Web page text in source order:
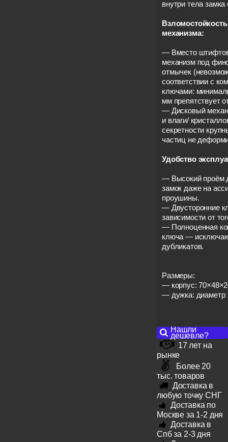
внутри тела
механизма:
— Вместо
механизм под
отмычек
соответствии с
ключами:
мм препятствует
— Дисковый
и влаги/
секретности
частиц не
Удобство
— Высокий проём
замок даже на
проушины.
— Двусторонние
зависимости от
— Полноценная
ключа —
дубликатов.
Размеры:
— корпус:
— дужка: диаметр
Нашли
дешевле?
17 лет на
рынке
Более 20
тыс. товаров
Доставка в
любую точку СНГ
Доставка по
Москве за 1-2 дня
Доставка в
Спб за 2-3 дня